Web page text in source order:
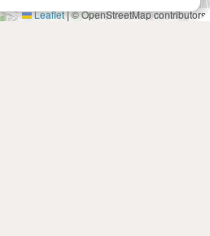
Leaflet|© OpenStreetMap contributors